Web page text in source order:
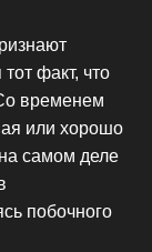
факт, что
временем
или хорошо
самом деле
побочного